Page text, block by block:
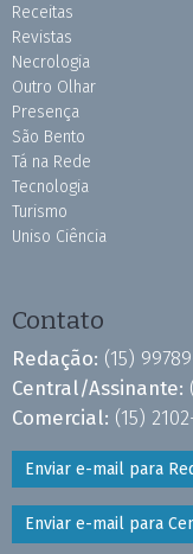
Receitas
Revistas
Necrologia
Outro Olhar
Presença
São Bento
Tá na Rede
Tecnologia
Turismo
Uniso Ciência
Contato
Redação: (15)
Central/Assinante:
Comercial: (15)
Enviar e-mail para
Enviar e-mail para